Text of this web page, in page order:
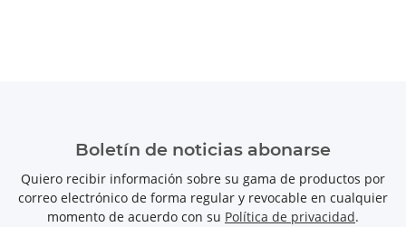
Boletín de noticias abonarse
Quiero recibir información sobre su gama de productos por
correo electrónico de forma regular y revocable en cualquier
momento de acuerdo con su Política de privacidad.